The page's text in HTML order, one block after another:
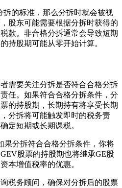
拆的标准，那么分拆时就会被视
股东可能需要根据分拆时获得的
款。非合格分拆通常会导致短期
持股期可能从零开始计算。
需要关注分拆是否符合合格分拆
任。如果符合合格分拆条件，分
的持股期，长期持有将享受长期
分拆将可能触发即时的税务责
定短期或长期课税。
果分拆符合合格分拆条件，你将
股票的持股期也将继承GE股
本增值税率的优惠。
税务顾问，确保对分拆后的股票